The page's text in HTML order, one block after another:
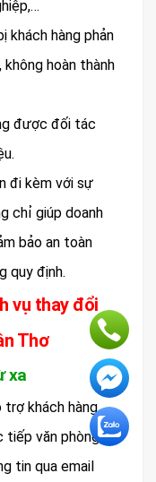
khách hàng phản
không hoàn thành
được đối tác
đi kèm với sự
chỉ giúp doanh
bảo an toàn
quy định.
vụ thay đổi
Thơ
xa
khách hàng
tiếp văn phòng.
tin qua email